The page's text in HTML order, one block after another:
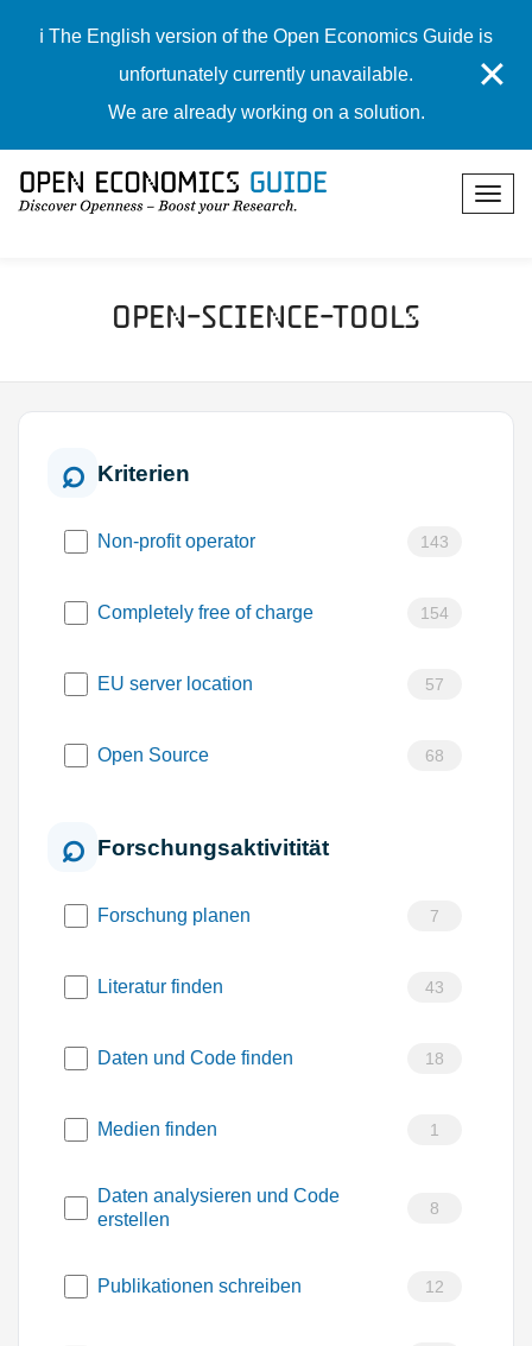
ℹ️ The English version of the Open Economics Guide is
unfortunately currently unavailable.
We are already working on a solution.
✕
Open-Science-Tools
Kriterien
Non-profit operator 143
Completely free of charge 154
EU server location 57
Open Source 68
Forschungsaktivitität
Forschung planen 7
Literatur finden 43
Daten und Code finden 18
Medien finden 1
Daten analysieren und Code
erstellen
8
Publikationen schreiben 12